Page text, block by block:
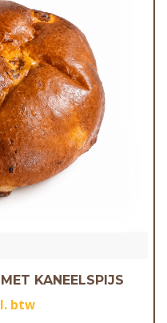
KANEELSPIJS
btw